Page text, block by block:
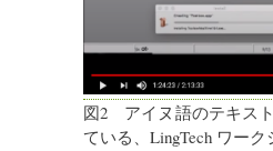
図2 アイヌ語のテキス
ている、LingTech ワー